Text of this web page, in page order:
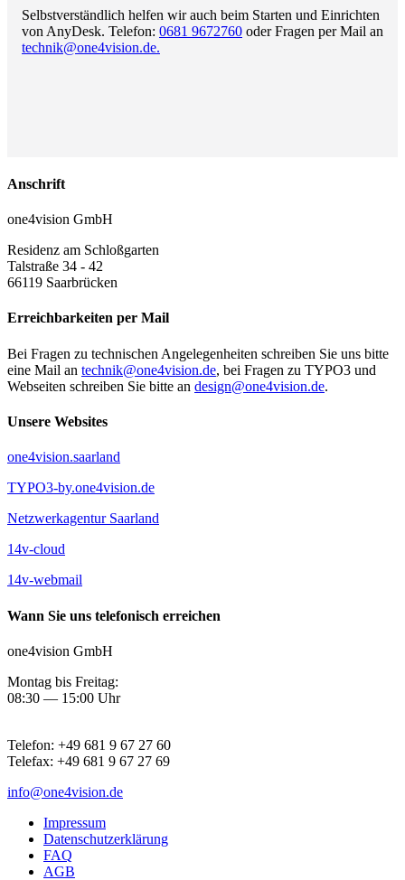
Selbstverständlich helfen wir auch beim Starten und Einrichten
von AnyDesk. Telefon: 0681 9672760 oder Fragen per Mail an
technik@one4vision.de.
Anschrift
one4vision GmbH
Residenz am Schloßgarten
Talstraße 34 - 42
66119 Saarbrücken
Erreichbarkeiten per Mail
Bei Fragen zu technischen Angelegenheiten schreiben Sie uns bitte
eine Mail an technik@one4vision.de, bei Fragen zu TYPO3 und
Webseiten schreiben Sie bitte an design@one4vision.de.
Unsere Websites
one4vision.saarland
TYPO3-by.one4vision.de
Netzwerkagentur Saarland
14v-cloud
14v-webmail
Wann Sie uns telefonisch erreichen
one4vision GmbH
Montag bis Freitag:
08:30 — 15:00 Uhr
Telefon: +49 681 9 67 27 60
Telefax: +49 681 9 67 27 69
info@one4vision.de
Impressum
Datenschutzerklärung
FAQ
AGB